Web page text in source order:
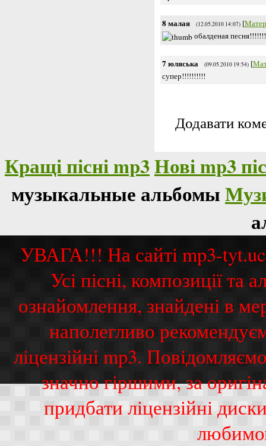
8малая (12.05.2010 14:07) [
обалденая
7юляська (09.05.2010 19:54) [
супер!!!!!!!!!!
Додавати
Кращі пісні mp3Нові mp3
музыкальные альбомы
УВАГА!!! На сайті mp3-
Усі пісні, композиції
ознайомлення, знайдені в
наполегливо
ліцензійні mp3.
значно гіршими, за
придбати ліцензійні